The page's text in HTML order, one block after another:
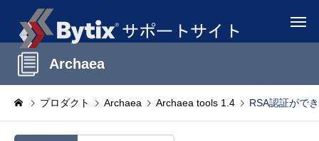
Archaea
プロダクト Archaea Archaea tools 1.4 RSA認証がで